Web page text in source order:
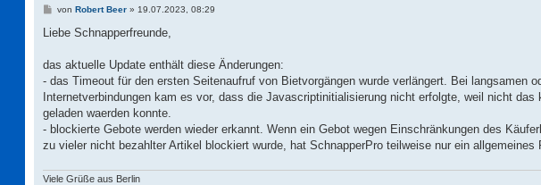
B
i
a
von Robert Beer» 19.07.2023, 08:29
Liebe Schnapperfreunde,
das aktuelle Update enthält diese Änderungen:
- das Timeout für den ersten Seitenaufruf von Bietvorgängen wurde verlängert. Bei langsamen
Internetverbindungen kam es vor, dass die Javascriptinitialisierung nicht erfolgte, weil nicht das
geladen waerden konnte.
- blockierte Gebote werden wieder erkannt. Wenn ein Gebot wegen Einschränkungen des
zu vieler nicht bezahlter Artikel blockiert wurde, hat SchnapperPro teilweise nur ein allgemeines
Viele Grüße aus Berlin